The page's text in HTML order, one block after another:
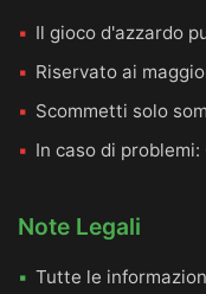
Il gioco d'azzardo
Riservato ai
Scommetti solo
In caso di problemi:
Note Legali
Tutte le